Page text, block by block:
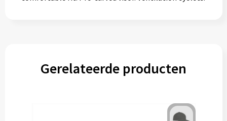
Gerelateerde producten